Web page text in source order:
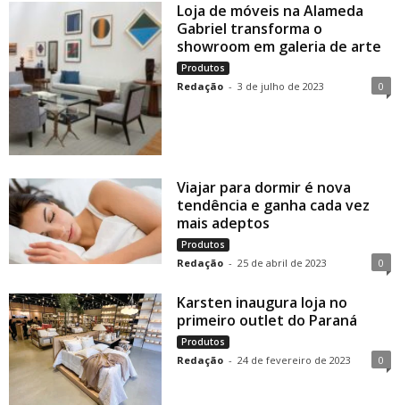
Loja de móveis na Alameda
Gabriel transforma o
showroom em galeria de arte
Produtos
Redação - 3 de julho de 2023 0
Viajar para dormir é nova
tendência e ganha cada vez
mais adeptos
Produtos
Redação - 25 de abril de 2023 0
Karsten inaugura loja no
primeiro outlet do Paraná
Produtos
Redação - 24 de fevereiro de 2023 0